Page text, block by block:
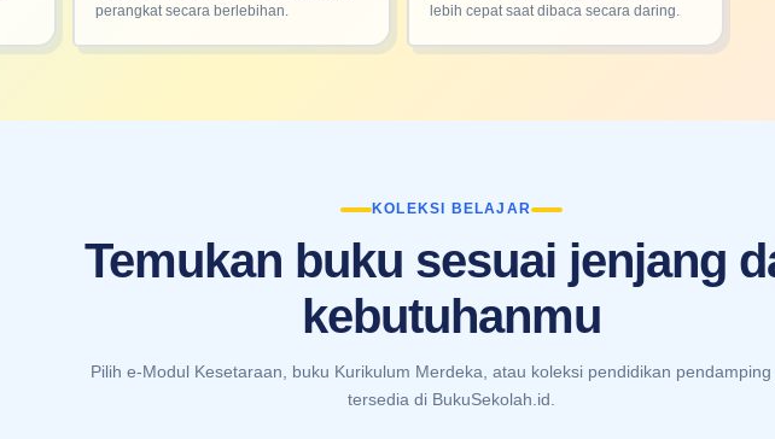
perangkat secara berlebihan.
lebih cepat saat dibaca secara daring.
KOLEKSI BELAJAR
Temukan buku sesuai jenjang
kebutuhanmu
Pilih e-Modul Kesetaraan, buku Kurikulum Merdeka, atau koleksi pendidikan pendamping
tersedia di BukuSekolah.id.